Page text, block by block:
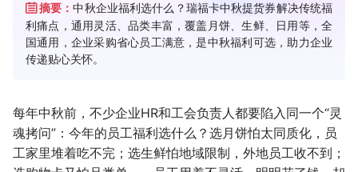
摘要：中秋企业福利选什么？瑞福卡中秋提货券解决传统福
利痛点，通用灵活、品类丰富，覆盖月饼、生鲜、日用等，全
国通用，企业采购省心员工满意，是中秋福利可选，助力企业
传递贴心关怀。
每年中秋前，不少企业HR和工会负责人都要陷入同一个“灵
魂拷问”：今年的员工福利选什么？选月饼怕太同质化，员
工家里堆着吃不完；选生鲜怕地域限制，外地员工收不到；